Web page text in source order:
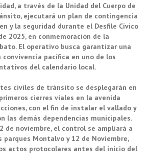
a través de la Unidad del Cuerpo de
ánsito, ejecutará un plan de contingencia
y la seguridad durante el Desfile Cívico
2025, en conmemoración de la
El operativo busca garantizar una
pacífica en uno de los
del calendario local.
civiles de tránsito se desplegarán en
cierres viales en la avenida
con el fin de instalar el vallado y
las demás dependencias municipales.
de noviembre, el control se ampliará a
parques Montalvo y 12 de Noviembre,
actos protocolares antes del inicio del